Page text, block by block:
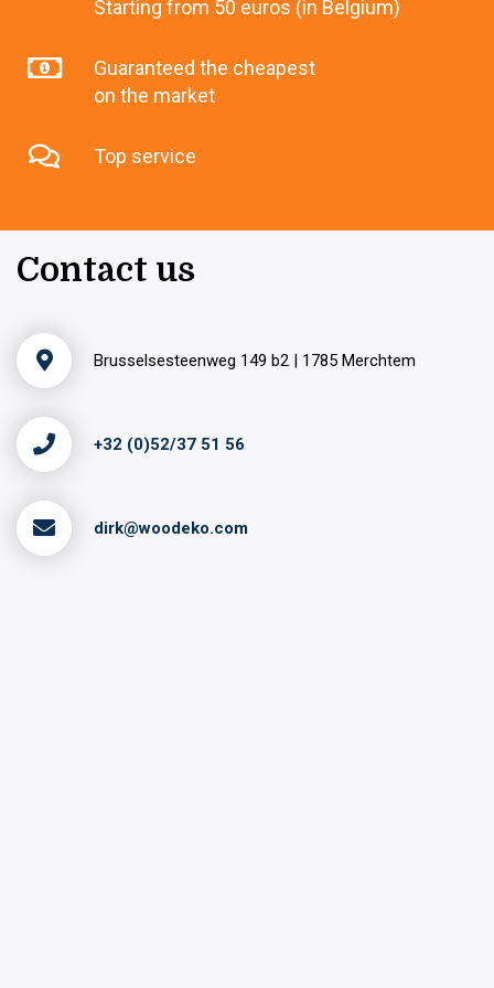
Starting from 50 euros (in Belgium)
Guaranteed the cheapest
on the market
Top service
Contact us
Brusselsesteenweg 149 b2 | 1785 Merchtem
+32 (0)52/37 51 56
dirk@woodeko.com